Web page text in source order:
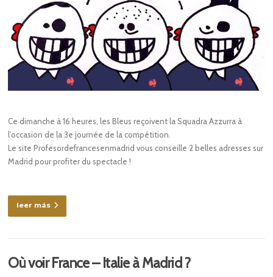
Ce dimanche à 16 heures, les Bleus reçoivent la Squadra Azzurra à
l’occasion de la 3e journée de la compétition.
Le site Profesordefrancesenmadrid vous conseille 2 belles adresses sur
Madrid pour profiter du spectacle !
leer más
Où voir France – Italie à Madrid ?